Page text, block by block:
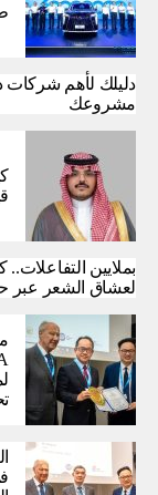
دليلك لأهم
مشروعك
بملايين
لعشاق الشعر عبر